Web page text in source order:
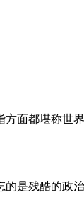
面都堪称世
是残酷的政